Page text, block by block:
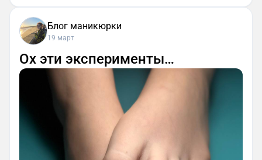
Блог маникюрки
19 март
Ох эти эксперименты…